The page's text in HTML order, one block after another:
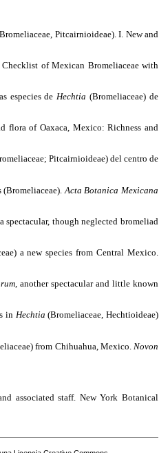
Pitcairnioideae). I. New and
of Mexican Bromeliaceae with
especies deHechtia (Bromeliaceae) de
flora of Oaxaca, Mexico: Richness and
Pitcairnioideae) del centro de
(Bromeliaceae). Acta Botanica Mexicana
, a spectacular, though neglected bromeliad
a new species from Central Mexico.
, another spectacular and little known
in Hechtia (Bromeliaceae, Hechtioideae)
from Chihuahua, Mexico. Novon
associated staff. New York Botanical